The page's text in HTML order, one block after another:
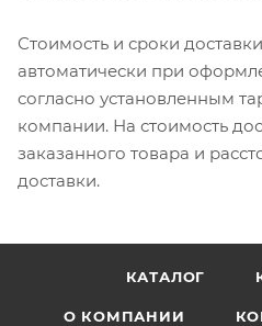
Стоимость и сроки
автоматически при
согласно установленным
компании. На стоимость
заказанного товара и
доставки.
КАТАЛОГ
О КОМПАНИИ